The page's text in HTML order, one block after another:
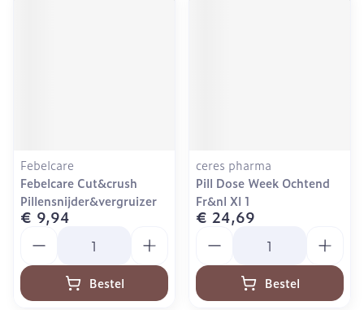
Febelcare
Febelcare Cut&crush
Pillensnijder&vergruizer
€ 9,94
Bestel
ceres pharma
Pill Dose Week Ochtend
Fr&nl Xl 1
€ 24,69
Bestel